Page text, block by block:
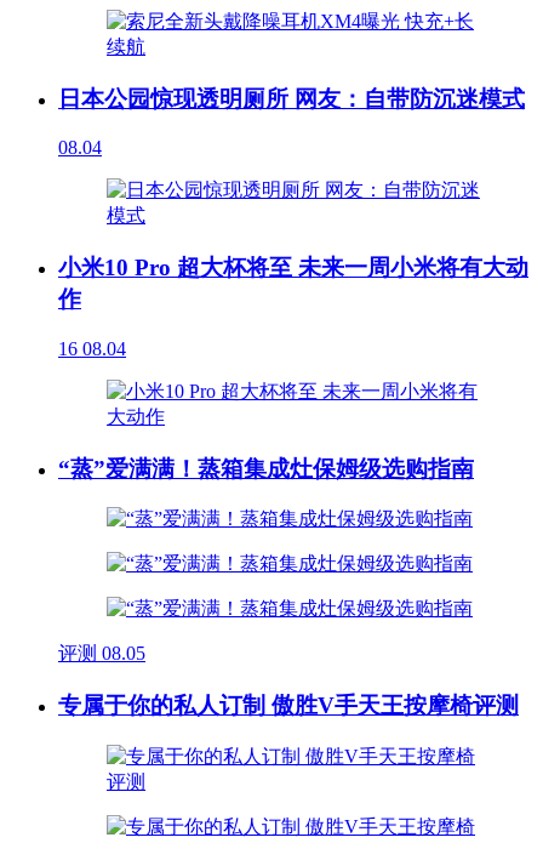
日本公园惊现透明厕所 网友：自带防沉迷模式
08.04
小米10 Pro 超大杯将至 未来一周小米将有大动
作
16 08.04
“蒸”爱满满！蒸箱集成灶保姆级选购指南
评测 08.05
专属于你的私人订制 傲胜V手天王按摩椅评测